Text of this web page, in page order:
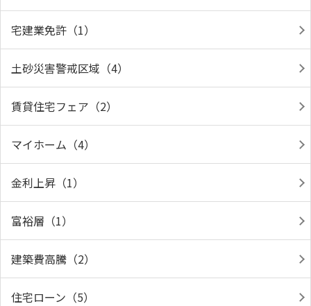
宅建業免許（1）
土砂災害警戒区域（4）
賃貸住宅フェア（2）
マイホーム（4）
金利上昇（1）
富裕層（1）
建築費高騰（2）
住宅ローン（5）